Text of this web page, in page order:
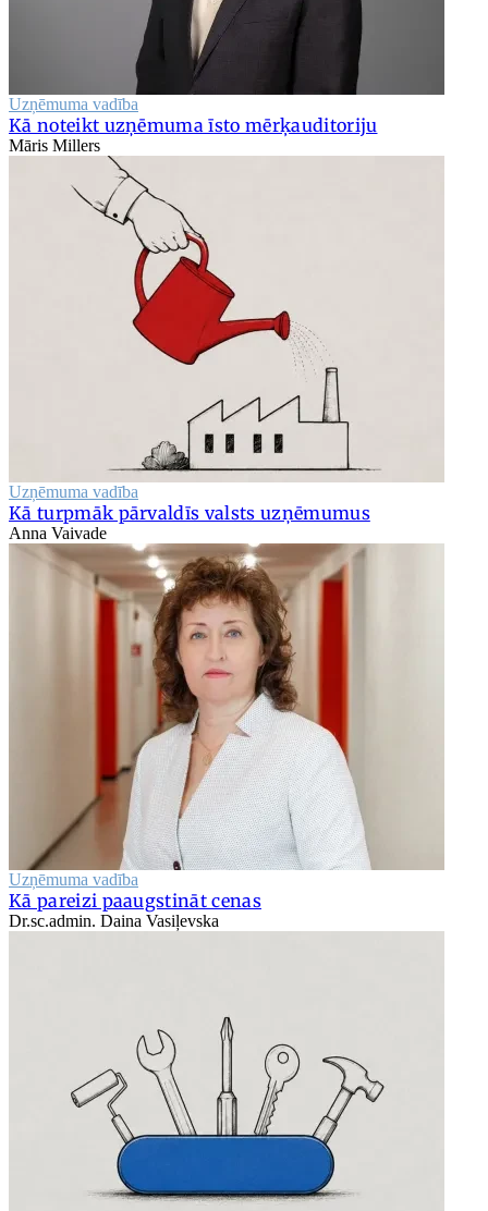
Uzņēmuma vadība
Kā noteikt uzņēmuma īsto mērķauditoriju
Māris Millers
Uzņēmuma vadība
Kā turpmāk pārvaldīs valsts uzņēmumus
Anna Vaivade
Uzņēmuma vadība
Kā pareizi paaugstināt cenas
Dr.sc.admin. Daina Vasiļevska